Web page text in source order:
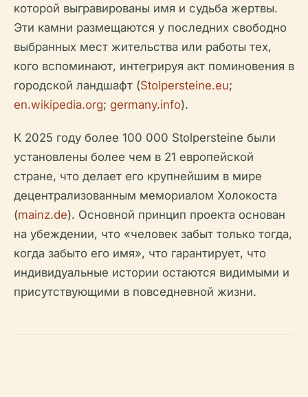
которой выгравированы имя и судьба жертвы.
Эти камни размещаются у последних свободно
выбранных мест жительства или работы тех,
кого вспоминают, интегрируя акт поминовения в
городской ландшафт (Stolpersteine.eu;
en.wikipedia.org; germany.info).
К 2025 году более 100 000 Stolpersteine были
установлены более чем в 21 европейской
стране, что делает его крупнейшим в мире
децентрализованным мемориалом Холокоста
(mainz.de). Основной принцип проекта основан
на убеждении, что «человек забыт только тогда,
когда забыто его имя», что гарантирует, что
индивидуальные истории остаются видимыми и
присутствующими в повседневной жизни.